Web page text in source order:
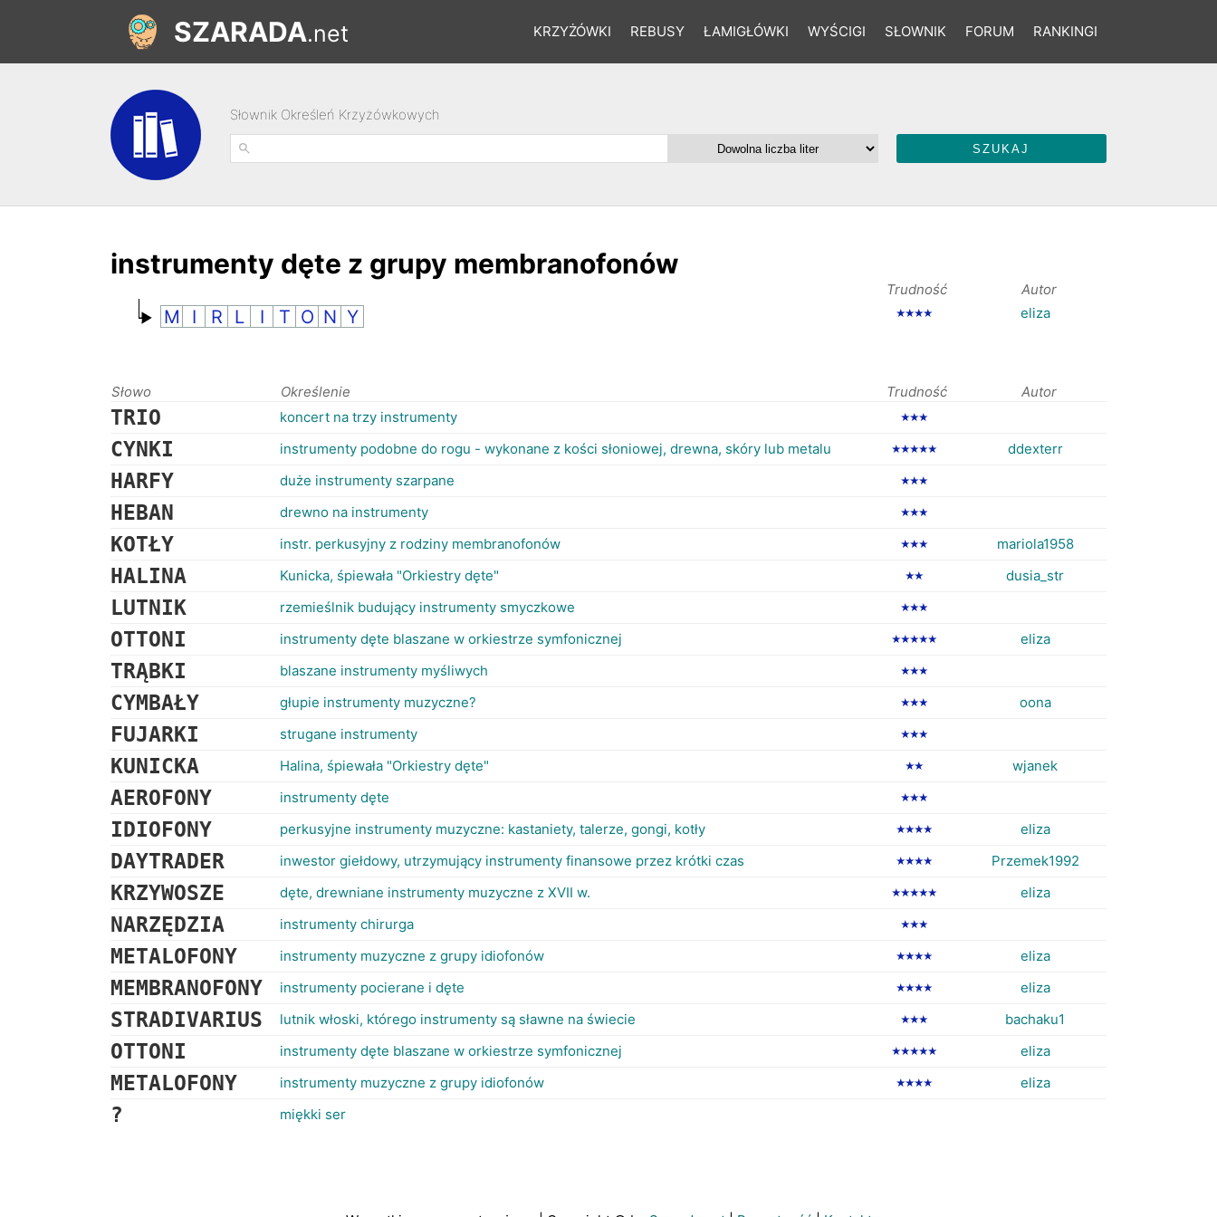
KRZYŻÓWKI REBUSY ŁAMIGŁÓWKI WYŚCIGI SŁOWNIK FORUM RANKINGI
SZARADA.net
Słownik Określeń Krzyżówkowych
instrumenty dęte z grupy membranofonów
Trudność Autor
M I R L I T O N Y ★★★★ eliza
Słowo Określenie Trudność Autor
TRIO koncert na trzy instrumenty ★★★
CYNKI instrumenty podobne do rogu - wykonane z kości słoniowej, drewna, skóry lub metalu ★★★★★ ddexterr
HARFY duże instrumenty szarpane ★★★
HEBAN drewno na instrumenty ★★★
KOTŁY instr. perkusyjny z rodziny membranofonów ★★★ mariola1958
HALINA Kunicka, śpiewała "Orkiestry dęte" ★★ dusia_str
LUTNIK rzemieślnik budujący instrumenty smyczkowe ★★★
OTTONI instrumenty dęte blaszane w orkiestrze symfonicznej ★★★★★ eliza
TRĄBKI blaszane instrumenty myśliwych ★★★
CYMBAŁY głupie instrumenty muzyczne? ★★★ oona
FUJARKI strugane instrumenty ★★★
KUNICKA Halina, śpiewała "Orkiestry dęte" ★★ wjanek
AEROFONY instrumenty dęte ★★★
IDIOFONY perkusyjne instrumenty muzyczne: kastaniety, talerze, gongi, kotły ★★★★ eliza
DAYTRADER inwestor giełdowy, utrzymujący instrumenty finansowe przez krótki czas ★★★★ Przemek1992
KRZYWOSZE dęte, drewniane instrumenty muzyczne z XVII w. ★★★★★ eliza
NARZĘDZIA instrumenty chirurga ★★★
METALOFONY instrumenty muzyczne z grupy idiofonów ★★★★ eliza
MEMBRANOFONY instrumenty pocierane i dęte ★★★★ eliza
STRADIVARIUS lutnik włoski, którego instrumenty są sławne na świecie ★★★ bachaku1
OTTONI instrumenty dęte blaszane w orkiestrze symfonicznej ★★★★★ eliza
METALOFONY instrumenty muzyczne z grupy idiofonów ★★★★ eliza
? miękki ser